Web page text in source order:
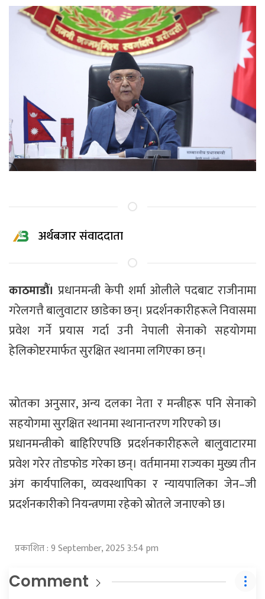
अर्थबजार संवाददाता
काठमाडौं। प्रधानमन्त्री केपी शर्मा ओलीले पदबाट राजीनामा
गरेलगत्तै बालुवाटार छाडेका छन्। प्रदर्शनकारीहरूले निवासमा
प्रवेश गर्ने प्रयास गर्दा उनी नेपाली सेनाको सहयोगमा
हेलिकोप्टरमार्फत सुरक्षित स्थानमा लगिएका छन्।
स्रोतका अनुसार, अन्य दलका नेता र मन्त्रीहरू पनि सेनाको
सहयोगमा सुरक्षित स्थानमा स्थानान्तरण गरिएको छ।
प्रधानमन्त्रीको बाहिरिएपछि प्रदर्शनकारीहरूले बालुवाटारमा
प्रवेश गरेर तोडफोड गरेका छन्। वर्तमानमा राज्यका मुख्य तीन
अंग कार्यपालिका, व्यवस्थापिका र न्यायपालिका जेन–जी
प्रदर्शनकारीको नियन्त्रणमा रहेको स्रोतले जनाएको छ।
प्रकाशित : 9 September, 2025 3:54 pm
Comment